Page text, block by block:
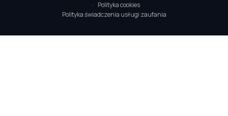
Polityka cookies
Polityka świadczenia usługi zaufania